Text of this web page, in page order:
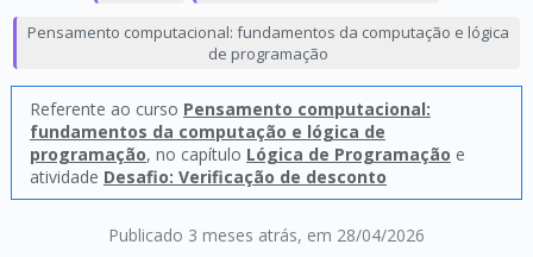
Publicado 3 meses atrás, em 28/04/2026
Pensamento computacional: fundamentos da computação e lógica
de programação
Referente ao curso Pensamento computacional:
fundamentos da computação e lógica de
programação, no capítulo Lógica de Programação e
atividade Desafio: Verificação de desconto